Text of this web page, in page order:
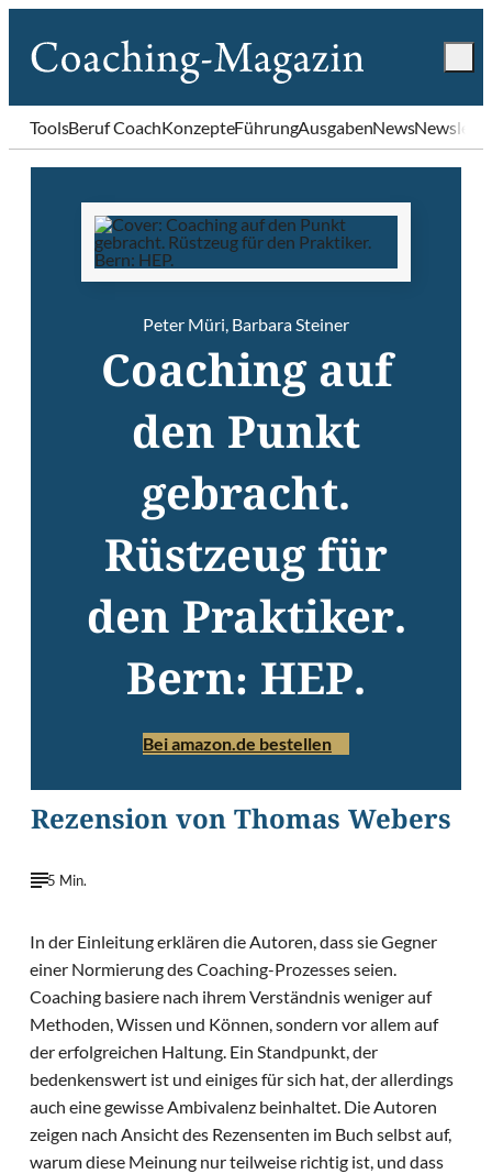
ToolsBeruf CoachKonzepteFührungAusgabenNews
Peter Müri Barbara Steiner
Coaching auf
den Punkt
gebracht.
Rüstzeug für
den Praktiker.
Bern: HEP.
Bei amazon.de bestellen
Rezension von Thomas Webers
5 Min.
In der Einleitung erklären die Autoren, dass sie Gegner
einer Normierung des Coaching-Prozesses seien.
Coaching basiere nach ihrem Verständnis weniger auf
Methoden, Wissen und Können, sondern vor allem auf
der erfolgreichen Haltung. Ein Standpunkt, der
bedenkenswert ist und einiges für sich hat, der allerdings
auch eine gewisse Ambivalenz beinhaltet. Die Autoren
zeigen nach Ansicht des Rezensenten im Buch selbst auf,
warum diese Meinung nur teilweise richtig ist, und dass